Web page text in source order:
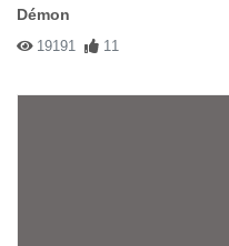
Démon
19191 11